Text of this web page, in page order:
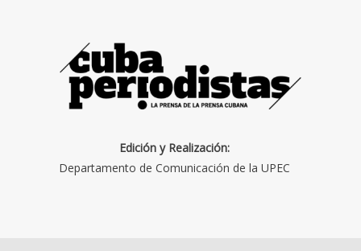
Edición y Realización:
Departamento de Comunicación de la UPEC